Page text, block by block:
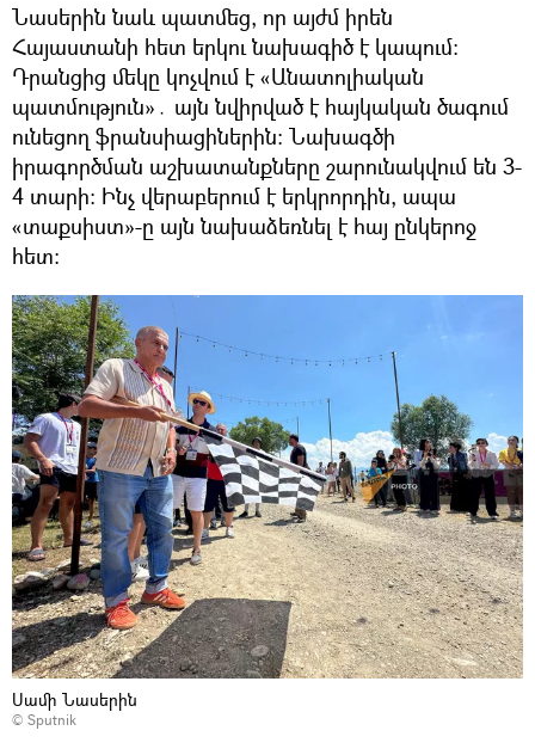
Նասերին նաև պատմեց, որ այժմ իրեն
Հայաստանի հետ երկու նախագիծ է կապում։
Դրանցից մեկը կոչվում է «Անատոլիական
պատմություն»․ այն նվիրված է հայկական ծագում
ունեցող ֆրանսիացիներին։ Նախագծի
իրագործման աշխատանքները շարունակվում են 3-
4 տարի։ Ինչ վերաբերում է երկրորդին, ապա
«տաքսիստ»-ը այն նախաձեռնել է հայ ընկերոջ
հետ։
Սամի Նասերին
© Sputnik